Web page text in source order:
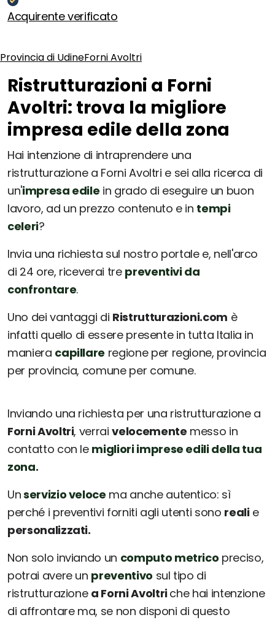
Acquirente verificato
Provincia di UdineForni Avoltri
Ristrutturazioni a Forni
Avoltri: trova la migliore
impresa edile della zona
Hai intenzione di intraprendere una
ristrutturazione a Forni Avoltri e sei alla ricerca di
un'impresa edile in grado di eseguire un buon
lavoro, ad un prezzo contenuto e in tempi
celeri?
Invia una richiesta sul nostro portale e, nell'arco
di 24 ore, riceverai tre preventivi da
confrontare.
Uno dei vantaggi di Ristrutturazioni.com è
infatti quello di essere presente in tutta Italia in
maniera capillare regione per regione, provincia
per provincia, comune per comune.
Inviando una richiesta per una ristrutturazione a
Forni Avoltri, verraivelocemente messo in
contatto con le migliori imprese edili della tua
zona.
Unservizio veloce ma anche autentico: sì
perché i preventivi forniti agli utenti sono realie
personalizzati.
Non solo inviando un computo metrico preciso,
potrai avere un preventivo sul tipo di
ristrutturazione a Forni Avoltriche hai intenzione
di affrontare ma, se non disponi di questo